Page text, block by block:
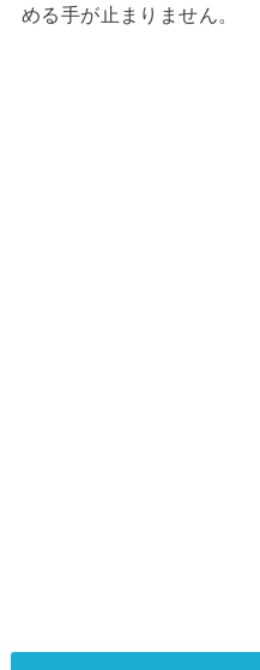
める手が止まりません。